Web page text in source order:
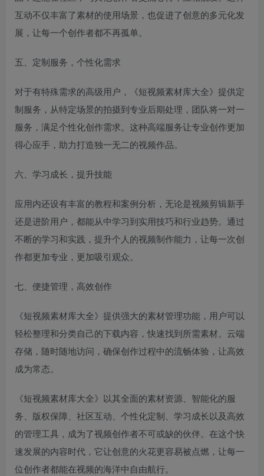
互动不仅丰富了素材的使用场景，也促进了创意的多元化发
展，让每一个创作者都不再孤单。
五、定制服务，个性化需求
对于有特殊需求的高级用户，《短视频素材库大全》提供定
制服务，从特定场景的拍摄到专业后期处理，团队将一对一
服务，满足个性化创作需求。这种高端服务让专业创作更加
得心应手，助力打造独一无二的视频作品。
六、学习成长，提升技能
应用内还设有丰富的教程和案例分析，无论是视频剪辑新手
还是进阶用户，都能从中学习到实用技巧和行业趋势。通过
不断的学习和实践，提升个人的视频制作能力，让每一次创
作都更加专业，更加吸引观众。
七、便捷管理，高效创作
《短视频素材库大全》提供强大的素材管理功能，用户可以
轻松整理和分类自己的下载内容，快速找到所需素材。云端
存储，随时随地访问，确保创作过程中的流畅体验，让高效
成为常态。
《短视频素材库大全》以其全面的素材资源、智能化的服
务、版权保障、社区互动、个性化定制、学习成长以及高效
的管理工具，成为了视频创作者不可或缺的伙伴。在这个快
速发展的内容时代，它让创意的火花更容易被点燃，让每一
位创作者都能在视频的海洋中自由航行。